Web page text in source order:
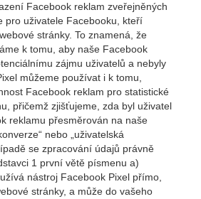
Facebook reklam zveřejněných
pro uživatele Facebooku, kteří
stránky. To znamená, že
k tomu, aby naše Facebook
zájmu uživatelů a nebyly
můžeme používat i k tomu,
Facebook reklam pro statistické
přičemž zjišťujeme, zda byl uživatel
reklamu přesměrován na naše
nebo „uživatelská
se zpracování údajů právně
1 první větě písmenu a)
nástroj Facebook Pixel přímo,
stránky, a může do vašeho